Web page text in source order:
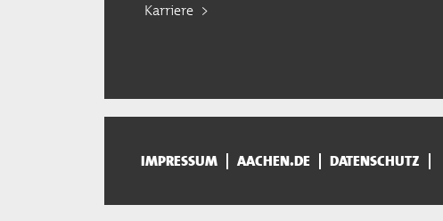
Karriere
IMPRESSUM AACHEN.DE DATENSCHUTZ